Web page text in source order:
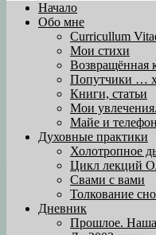
Начало
Обо мне
Curricullum
Мои стихи
Возвращённая
Попутчики …
Книги, статьи
Мои
Майе и
Духовные практики
Холотропное
Цикл лекций
Свами с вами
Толкование
Дневник
Прошлое. Наша